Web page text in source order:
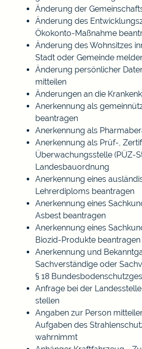
Änderung der
Änderung des
Ökokonto-Maßnahme
Änderung des Wohnsitzes
Stadt oder Gemeinde
Änderung persönlicher
mitteilen
Änderungen an die
Anerkennung als
beantragen
Anerkennung als
Anerkennung als Prüf-,
Überwachungsstelle (PÜZ-
Landesbauordnung
Anerkennung eines
Lehrerdiploms beantragen
Anerkennung eines
Asbest beantragen
Anerkennung eines
Biozid-Produkte beantragen
Anerkennung und
Sachverständige oder
§ 18
Anfrage bei der
stellen
Angaben zur Person
Aufgaben des
wahrnimmt